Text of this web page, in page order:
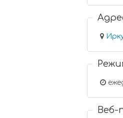
Веб-